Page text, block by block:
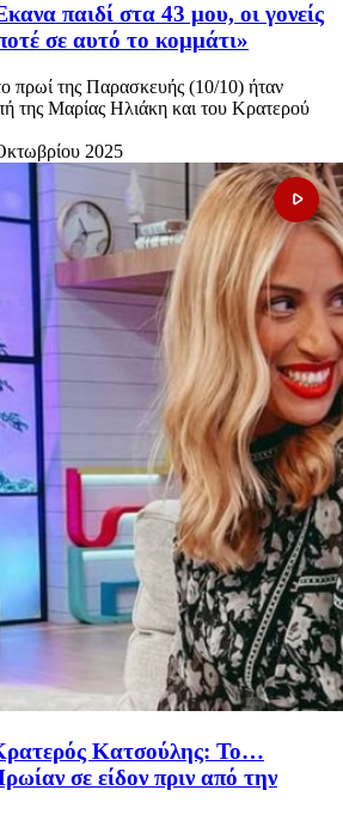
παιδί στα 43 μου, οι γονείς
σε αυτό το κομμάτι»
πρωί της Παρασκευής (10/10) ήταν
της Μαρίας Ηλιάκη και του Κρατερού
2025
Κατσούλης: Το…
σε είδον πριν από την